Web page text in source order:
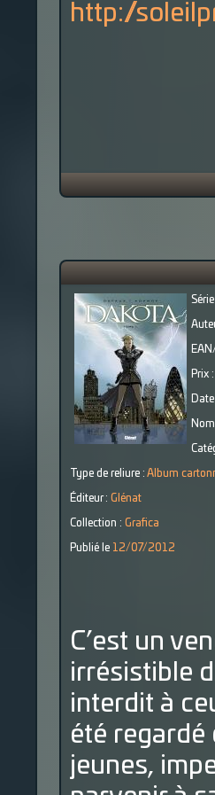
http://
Série
Prix :
Type de reliure : Album
Éditeur : Glénat
Collection : Grafica
Publié le 12/07/2012
C’est un
irrésistible
interdit à
été regardé
jeunes,